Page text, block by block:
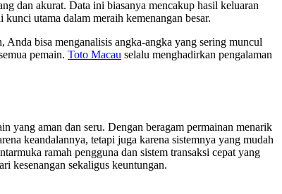
dan akurat. Data ini biasanya mencakup hasil keluaran
utama dalam meraih kemenangan besar.
bisa menganalisis angka-angka yang sering muncul
pemain. Toto Macau selalu menghadirkan pengalaman
yang aman dan seru. Dengan beragam permainan menarik
keandalannya, tetapi juga karena sistemnya yang mudah
ramah pengguna dan sistem transaksi cepat yang
kesenangan sekaligus keuntungan.